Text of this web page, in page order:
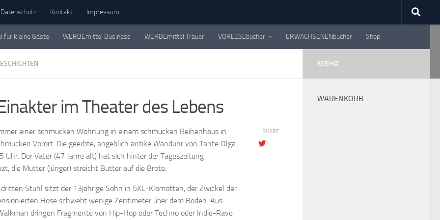
Datenschutz Kontakt Impressum
für kleine Gäste WERBEmittel Business WERBEmittel Trauer VORLESEbücher ERWACHSENENbücher Shop
im Theater des Lebens
einer schmucken Wohnung in einem schmucken Reihenhaus in
Vorort. Die geerbte, angeblich antike Wanduhr von Tante Olga
Uhr. Der Vater (47 Jahre alt) hat sich hinter der Tageszeitung
die Mutter (jünger) streicht Butter auf die Brote.
Stuhl sitzt der 13jährige Sohn in 5XL-Klamotten, der Zwickel der
Hose schwebt wenige Zentimeter über dem Boden. Aus
dringen Fragmente von Hip-Hop oder Techno oder Indie-Rave
SHARE
MEHR
WARENKORB